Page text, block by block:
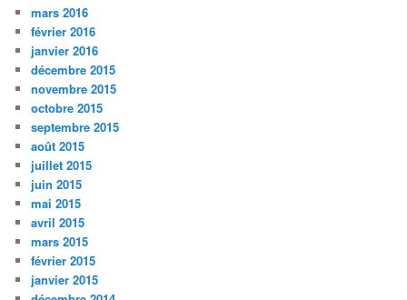
mars 2016
février 2016
janvier 2016
décembre 2015
novembre 2015
octobre 2015
septembre 2015
août 2015
juillet 2015
juin 2015
mai 2015
avril 2015
mars 2015
février 2015
janvier 2015